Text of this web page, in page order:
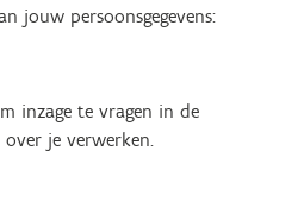
jouw persoonsgegevens:
inzage te vragen in de
over je verwerken.